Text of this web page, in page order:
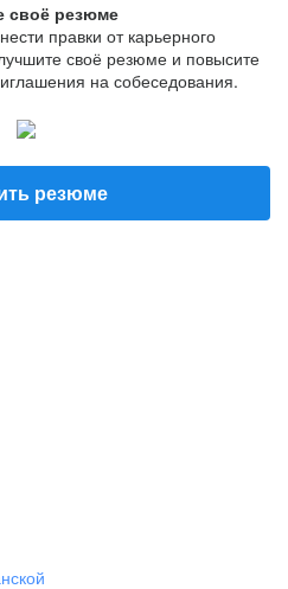
своё резюме
правки от карьерного
своё резюме и повысите
на собеседования.
резюме